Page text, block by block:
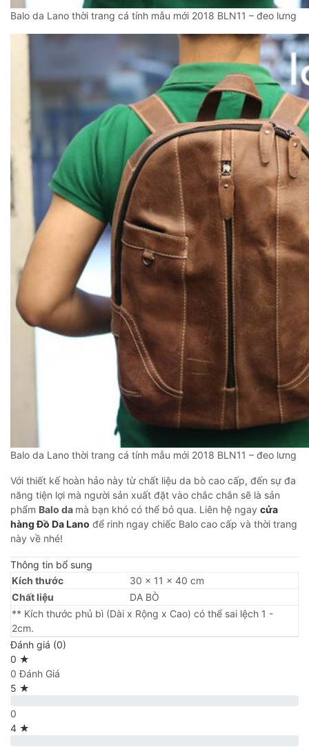
Balo da Lano thời trang cá tính mẫu mới 2018 BLN11 – đeo lưng
Balo da Lano thời trang cá tính mẫu mới 2018 BLN11 – đeo lưng
Với thiết kế hoàn hảo này từ chất liệu da bò cao cấp, đến sự đa
năng tiện lợi mà người sản xuất đặt vào chắc chắn sẽ là sản
phẩm Balo da mà bạn khó có thể bỏ qua. Liên hệ ngay cửa
hàng Đồ Da Lano để rinh ngay chiếc Balo cao cấp và thời trang
này về nhé!
Thông tin bổ sung
Kích thước
30 × 11 × 40 cm
Chất liệu
DA BÒ
** Kích thước phủ bì (Dài x Rộng x Cao) có thể sai lệch 1 -
2cm.
Đánh giá (0)
0 ★
0 Đánh Giá
5 ★
0
4 ★